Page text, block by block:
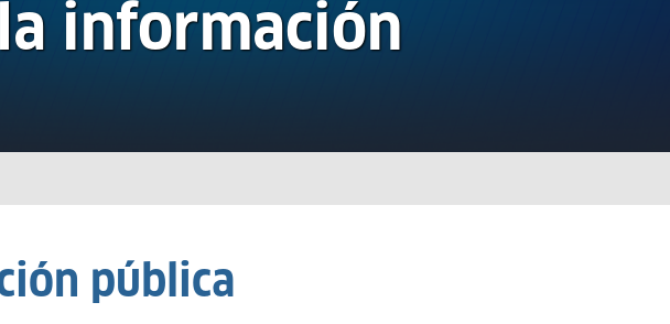
información
pública